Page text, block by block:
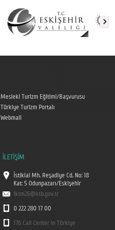
Mesleki Turizm Eğitimi/Başvurusu
Türkiye Turizm Portalı
Webmail
İLETİŞİM
İstiklal Mh. Reşadiye Cd. No: 18
Kat: 5 Odunpazarı/Eskişehir
iktm26@ktb.gov.tr
0 222 280 17 00
176 Call Center in Türkiye